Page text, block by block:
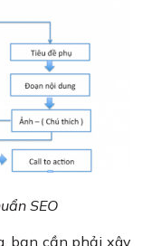
SEO
bạn cần phải xây